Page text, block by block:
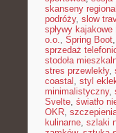
skanseny
podróży, slow
spływy kajakowe
o.o., Spring Boot,
sprzedaż
stodoła
stres przewlekły,
coastal , styl
minimalistyczny,
Svelte, światło
OKR,
kulinarne, szlaki